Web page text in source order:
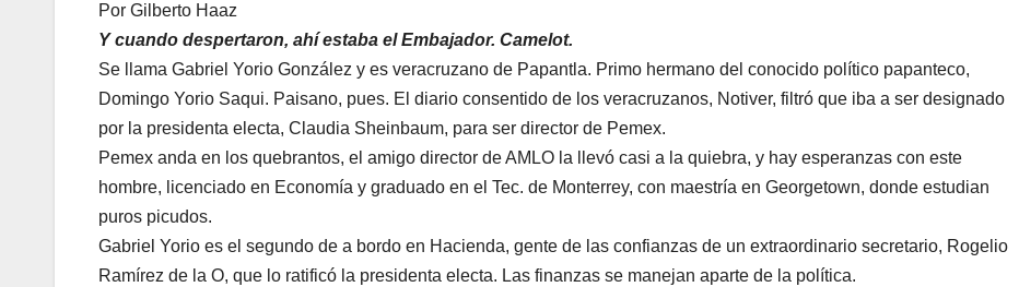
Por Gilberto Haaz
Y cuando despertaron, ahí estaba el Embajador. Camelot.
Se llama Gabriel Yorio González y es veracruzano de Papantla. Primo hermano del conocido político papanteco,
Domingo Yorio Saqui. Paisano, pues. El diario consentido de los veracruzanos, Notiver, filtró que iba a ser designado
por la presidenta electa, Claudia Sheinbaum, para ser director de Pemex.
Pemex anda en los quebrantos, el amigo director de AMLO la llevó casi a la quiebra, y hay esperanzas con este
hombre, licenciado en Economía y graduado en el Tec. de Monterrey, con maestría en Georgetown, donde estudian
puros picudos.
Gabriel Yorio es el segundo de a bordo en Hacienda, gente de las confianzas de un extraordinario secretario, Rogelio
Ramírez de la O, que lo ratificó la presidenta electa. Las finanzas se manejan aparte de la política.